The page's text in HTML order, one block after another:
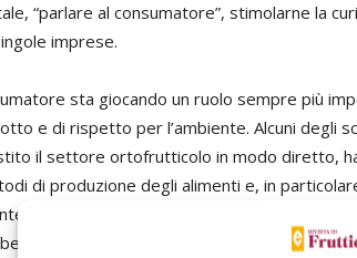
“parlare al consumatore”, stimolarne la
imprese.
sta giocando un ruolo sempre più
e di rispetto per l’ambiente. Alcuni degli
il settore ortofrutticolo in modo diretto,
di produzione degli alimenti e, in
impiegata per la difesa dai parassiti e per
sui protocolli di fornitura alla moderna